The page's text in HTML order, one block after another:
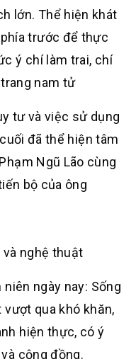
lớn. Thể hiện khát
trước để thực
ý chí làm trai, chí
nam tử
tư và việc sử dụng
đã thể hiện tâm
Ngũ Lão cùng
bộ của ông
và nghệ thuật
ngày nay: Sống
vượt qua khó khăn,
hiện thực, có ý
cộng đồng.